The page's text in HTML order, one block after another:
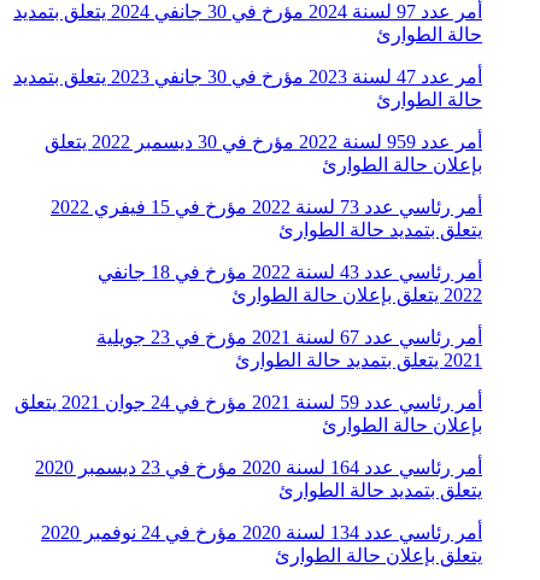
أمر عدد 97 لسنة 2024 مؤرخ في 30 جانفي 2024 يتعلق بتمديد
حالة الطوارئ
أمر عدد 47 لسنة 2023 مؤرخ في 30 جانفي 2023 يتعلق بتمديد
حالة الطوارئ
أمر عدد 959 لسنة 2022 مؤرخ في 30 ديسمبر 2022 يتعلق
بإعلان حالة الطوارئ
أمر رئاسي عدد 73 لسنة 2022 مؤرخ في 15 فيفري 2022
يتعلق بتمديد حالة الطوارئ
أمر رئاسي عدد 43 لسنة 2022 مؤرخ في 18 جانفي
2022 يتعلق بإعلان حالة الطوارئ
أمر رئاسي عدد 67 لسنة 2021 مؤرخ في 23 جويلية
2021 يتعلق بتمديد حالة الطوارئ
أمر رئاسي عدد 59 لسنة 2021 مؤرخ في 24 جوان 2021 يتعلق
بإعلان حالة الطوارئ
أمر رئاسي عدد 164 لسنة 2020 مؤرخ في 23 ديسمبر 2020
يتعلق بتمديد حالة الطوارئ
أمر رئاسي عدد 134 لسنة 2020 مؤرخ في 24 نوفمبر 2020
يتعلق بإعلان حالة الطوارئ